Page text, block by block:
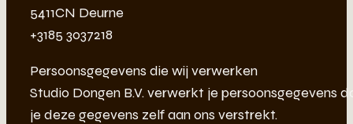
5411CN Deurne
+3185 3037218
Persoonsgegevens die wij verwerken
Studio Dongen B.V. verwerkt je
je deze gegevens zelf aan ons verstrekt.